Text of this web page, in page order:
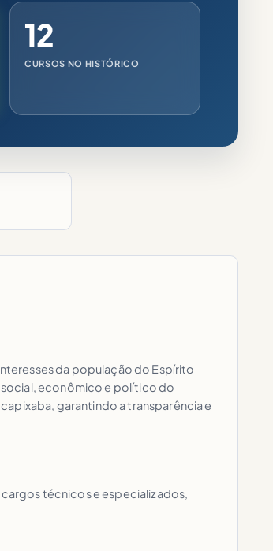
12
CURSOS NO HISTÓRICO
da população do Espírito
social, econômico e político do
garantindo a transparência e
técnicos e especializados,